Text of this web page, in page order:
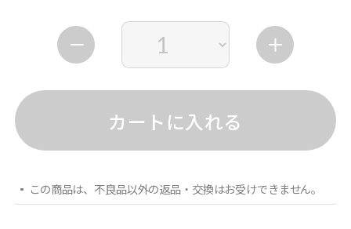
カートに入れる
この商品は、不良品以外の返品・交換はお受けできません。